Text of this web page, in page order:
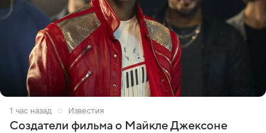
1 час назад Известия
Создатели фильма о Майкле Джексоне